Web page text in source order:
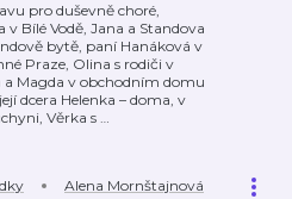
pro duševně choré,
v Bílé Vodě, Jana a Standova
bytě, paní Hanáková v
Praze, Olina s rodiči v
a Magda v obchodním domu
dcera Helenka – doma, v
Věrka s…
Alena Mornštajnová